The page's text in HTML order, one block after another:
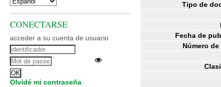
Tipo de
Fecha de
Número
CONECTARSE
acceder a su cuenta de usuario
Olvidé mi contraseña